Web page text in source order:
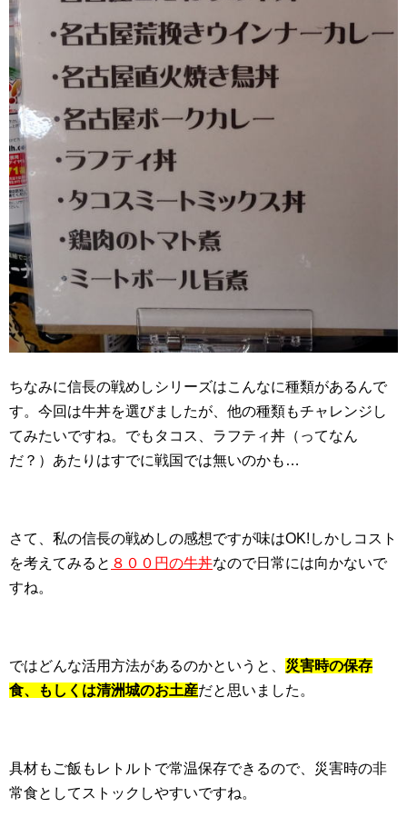
ちなみに信長の戦めしシリーズはこんなに種類があるんで
す。今回は牛丼を選びましたが、他の種類もチャレンジし
てみたいですね。でもタコス、ラフティ丼（ってなん
だ？）あたりはすでに戦国では無いのかも…
さて、私の信長の戦めしの感想ですが味はOK!しかしコスト
を考えてみると ８００円の牛丼なので日常には向かないで
すね。
ではどんな活用方法があるのかというと、 災害時の保存
食、もしくは清洲城のお土産だと思いました。
具材もご飯もレトルトで常温保存できるので、災害時の非
常食としてストックしやすいですね。